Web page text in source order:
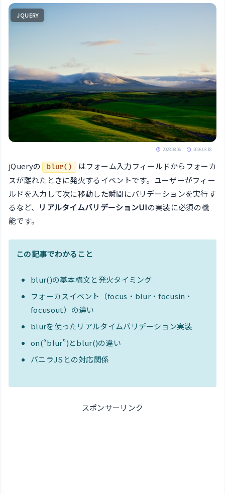
JQUERY
2023.08.06 2026.03.18
jQueryの blur()
はフォーム入力フィールドからフォーカ
スが離れたときに発火するイベントです。ユーザーがフィー
ルドを入力して次に移動した瞬間にバリデーションを実行す
るなど、
リアルタイムバリデーションUIの実装に必須の機
能です。
この記事でわかること
blur()の基本構文と発火タイミング
フォーカスイベント（focus・blur・focusin・
focusout）の違い
blurを使ったリアルタイムバリデーション実装
on(“blur”)とblur()の違い
バニラJSとの対応関係
スポンサーリンク